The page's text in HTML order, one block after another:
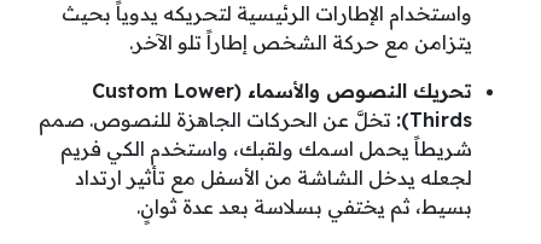
واستخدام الإطارات الرئيسية لتحريكه يدوياً بحيث
يتزامن مع حركة الشخص إطاراً تلو الآخر.
تحريك النصوص والأسماء (Custom Lower
Thirds):
تخلَّ عن الحركات الجاهزة للنصوص. صمم
شريطاً يحمل اسمك ولقبك، واستخدم الكي فريم
لجعله يدخل الشاشة من الأسفل مع تأثير ارتداد
بسيط، ثم يختفي بسلاسة بعد عدة ثوانٍ.